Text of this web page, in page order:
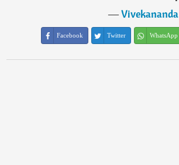
―Vivekananda
Facebook Twitter WhatsApp